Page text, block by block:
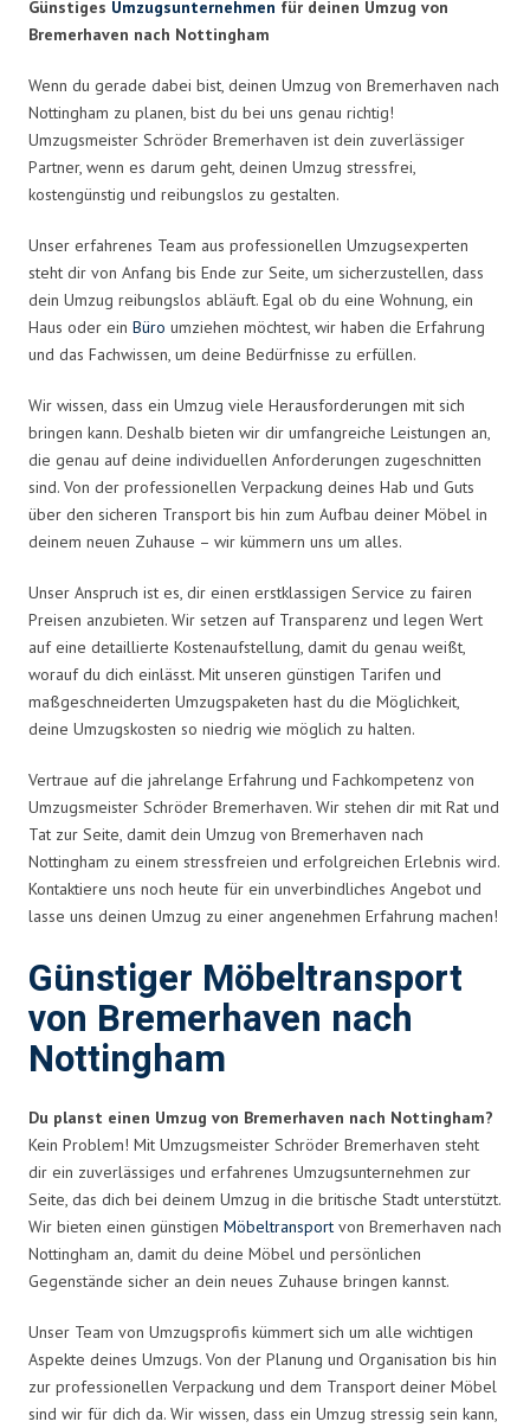
Günstiges Umzugsunternehmen für deinen Umzug von
Bremerhaven nach Nottingham
Wenn du gerade dabei bist, deinen Umzug von Bremerhaven nach
Nottingham zu planen, bist du bei uns genau richtig!
Umzugsmeister Schröder Bremerhaven ist dein zuverlässiger
Partner, wenn es darum geht, deinen Umzug stressfrei,
kostengünstig und reibungslos zu gestalten.
Unser erfahrenes Team aus professionellen Umzugsexperten
steht dir von Anfang bis Ende zur Seite, um sicherzustellen, dass
dein Umzug reibungslos abläuft. Egal ob du eine Wohnung, ein
Haus oder ein Büro umziehen möchtest, wir haben die Erfahrung
und das Fachwissen, um deine Bedürfnisse zu erfüllen.
Wir wissen, dass ein Umzug viele Herausforderungen mit sich
bringen kann. Deshalb bieten wir dir umfangreiche Leistungen an,
die genau auf deine individuellen Anforderungen zugeschnitten
sind. Von der professionellen Verpackung deines Hab und Guts
über den sicheren Transport bis hin zum Aufbau deiner Möbel in
deinem neuen Zuhause – wir kümmern uns um alles.
Unser Anspruch ist es, dir einen erstklassigen Service zu fairen
Preisen anzubieten. Wir setzen auf Transparenz und legen Wert
auf eine detaillierte Kostenaufstellung, damit du genau weißt,
worauf du dich einlässt. Mit unseren günstigen Tarifen und
maßgeschneiderten Umzugspaketen hast du die Möglichkeit,
deine Umzugskosten so niedrig wie möglich zu halten.
Vertraue auf die jahrelange Erfahrung und Fachkompetenz von
Umzugsmeister Schröder Bremerhaven. Wir stehen dir mit Rat und
Tat zur Seite, damit dein Umzug von Bremerhaven nach
Nottingham zu einem stressfreien und erfolgreichen Erlebnis wird.
Kontaktiere uns noch heute für ein unverbindliches Angebot und
lasse uns deinen Umzug zu einer angenehmen Erfahrung machen!
Günstiger Möbeltransport
von Bremerhaven nach
Nottingham
Du planst einen Umzug von Bremerhaven nach Nottingham?
Kein Problem! Mit Umzugsmeister Schröder Bremerhaven steht
dir ein zuverlässiges und erfahrenes Umzugsunternehmen zur
Seite, das dich bei deinem Umzug in die britische Stadt unterstützt.
Wir bieten einen günstigen Möbeltransport von Bremerhaven nach
Nottingham an, damit du deine Möbel und persönlichen
Gegenstände sicher an dein neues Zuhause bringen kannst.
Unser Team von Umzugsprofis kümmert sich um alle wichtigen
Aspekte deines Umzugs. Von der Planung und Organisation bis hin
zur professionellen Verpackung und dem Transport deiner Möbel
sind wir für dich da. Wir wissen, dass ein Umzug stressig sein kann,